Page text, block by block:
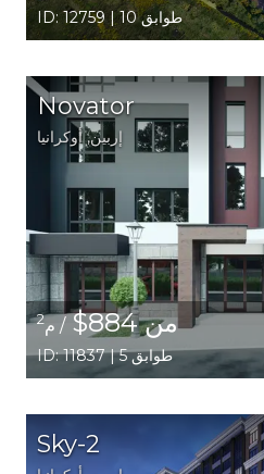
ID: 12759 | 10 طوابق
Novator
إربين,أوكرانيا
من 884$ / م2
ID: 11837 | 5 طوابق
Sky-2